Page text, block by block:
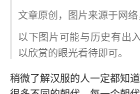
文章原创，图片来源于网络
以下图片可能与历史有出
以欣赏的眼光看待即可。
稍微了解汉服的人一定都知